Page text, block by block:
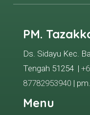
PM.
Ds. Sidayu Kec.
Tengah 51254 |
87782953940 |
Menu